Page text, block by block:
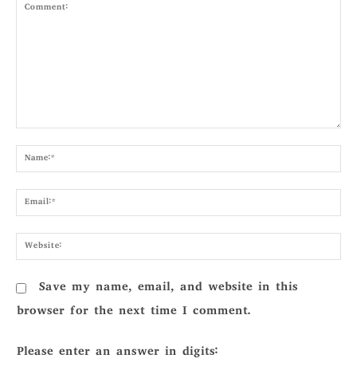
Save my name, email, and website in this
browser for the next time I comment.
Please enter an answer in digits: